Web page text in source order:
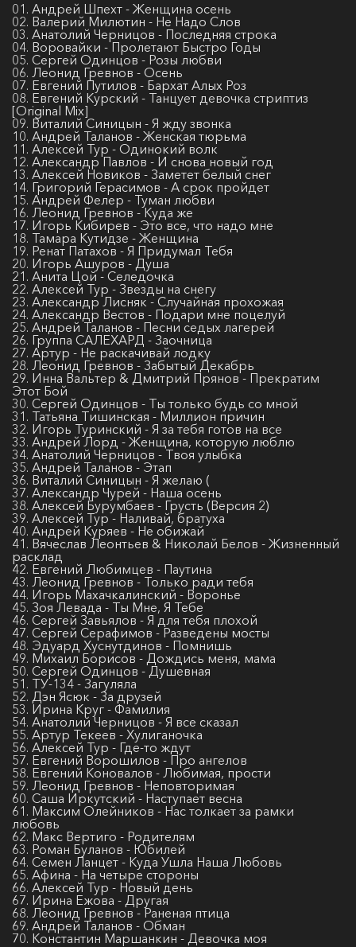
01. Андрей Шпехт - Женщина осень
02. Валерий Милютин - Не Надо Слов
03. Анатолий Черницов - Последняя строка
04. Воровайки - Пролетают Быстро Годы
05. Сергей Одинцов - Розы любви
06. Леонид Гревнов - Осень
07. Евгений Путилов - Бархат Алых Роз
08. Евгений Курский - Танцует девочка стриптиз
[Original Mix]
09. Виталий Синицын - Я жду звонка
10. Андрей Таланов - Женская тюрьма
11. Алексей Тур - Одинокий волк
12. Александр Павлов - И снова новый год
13. Алексей Новиков - Заметет белый снег
14. Григорий Герасимов - А срок пройдет
15. Андрей Фелер - Туман любви
16. Леонид Гревнов - Куда же
17. Игорь Кибирев - Это все, что надо мне
18. Тамара Кутидзе - Женщина
19. Ренат Патахов - Я Придумал Тебя
20. Игорь Ашуров - Душа
21. Анита Цой - Селедочка
22. Алексей Тур - Звезды на снегу
23. Александр Лисняк - Случайная прохожая
24. Александр Вестов - Подари мне поцелуй
25. Андрей Таланов - Песни седых лагерей
26. Группа САЛЕХАРД - Заочница
27. Артур - Не раскачивай лодку
28. Леонид Гревнов - Забытый Декабрь
29. Инна Вальтер & Дмитрий Прянов - Прекратим
Этот Бой
30. Сергей Одинцов - Ты только будь со мной
31. Татьяна Тишинская - Миллион причин
32. Игорь Туринский - Я за тебя готов на все
33. Андрей Лорд - Женщина, которую люблю
34. Анатолий Черницов - Твоя улыбка
35. Андрей Таланов - Этап
36. Виталий Синицын - Я желаю (
37. Александр Чурей - Наша осень
38. Алексей Бурумбаев - Грусть (Версия 2)
39. Алексей Тур - Наливай, братуха
40. Андрей Куряев - Не обижай
41. Вячеслав Леонтьев & Николай Белов - Жизненный
расклад
42. Евгений Любимцев - Паутина
43. Леонид Гревнов - Только ради тебя
44. Игорь Махачкалинский - Воронье
45. Зоя Левада - Ты Мне, Я Тебе
46. Сергей Завьялов - Я для тебя плохой
47. Сергей Серафимов - Разведены мосты
48. Эдуард Хуснутдинов - Помнишь
49. Михаил Борисов - Дождись меня, мама
50. Сергей Одинцов - Душевная
51. ТУ-134 - Загуляла
52. Дэн Ясюк - За друзей
53. Ирина Круг - Фамилия
54. Анатолий Черницов - Я все сказал
55. Артур Текеев - Хулиганочка
56. Алексей Тур - Где-то ждут
57. Евгений Ворошилов - Про ангелов
58. Евгений Коновалов - Любимая, прости
59. Леонид Гревнов - Неповторимая
60. Саша Иркутский - Наступает весна
61. Максим Олейников - Нас толкает за рамки
любовь
62. Макс Вертиго - Родителям
63. Роман Буланов - Юбилей
64. Семен Ланцет - Куда Ушла Наша Любовь
65. Афина - На четыре стороны
66. Алексей Тур - Новый день
67. Ирина Ежова - Другая
68. Леонид Гревнов - Раненая птица
69. Андрей Таланов - Обман
70. Константин Маршанкин - Девочка моя